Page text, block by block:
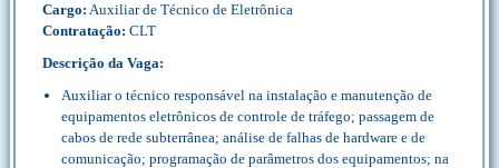
Cargo: Auxiliar de Técnico de Eletrônica
Contratação: CLT
Descrição da Vaga:
Auxiliar o técnico responsável na instalação e manutenção de
equipamentos eletrônicos de controle de tráfego; passagem de
cabos de rede subterrânea; análise de falhas de hardware e de
comunicação; programação de parâmetros dos equipamentos; na